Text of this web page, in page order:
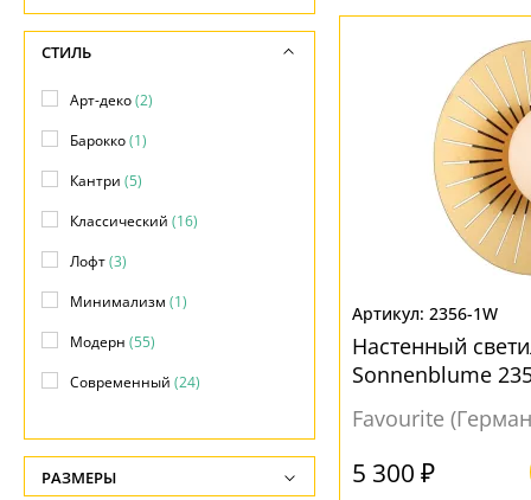
2356-1W
Настенный
Sonnenblume
прихожей
Favourite
5 300 ₽
СТИЛЬ
Арт-деко(2)
Барокко(1)
Кантри (5)
Классический (16)
Лофт(3)
Минимализм (1)
Модерн (55)
Современный (24)
Флористика(1)
РАЗМЕРЫ